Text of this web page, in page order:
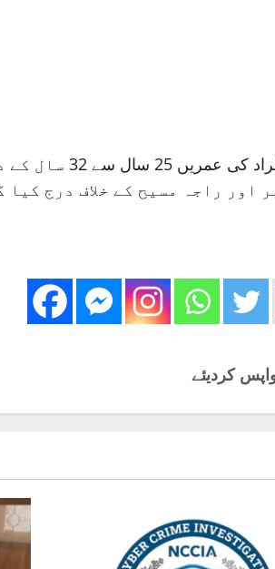
پولیس حکام
کردیئے